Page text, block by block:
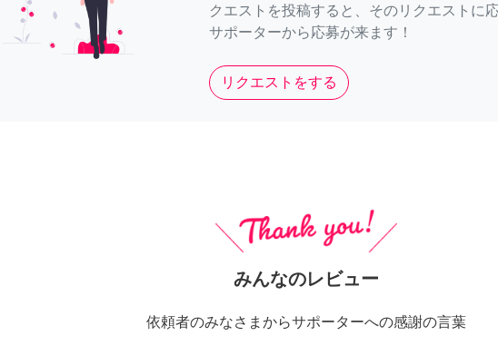
クエストを投稿すると、そのリクエストに
サポーターから応募が来ます！
リクエストをする
みんなのレビュー
依頼者のみなさまからサポーターへの感謝の言葉